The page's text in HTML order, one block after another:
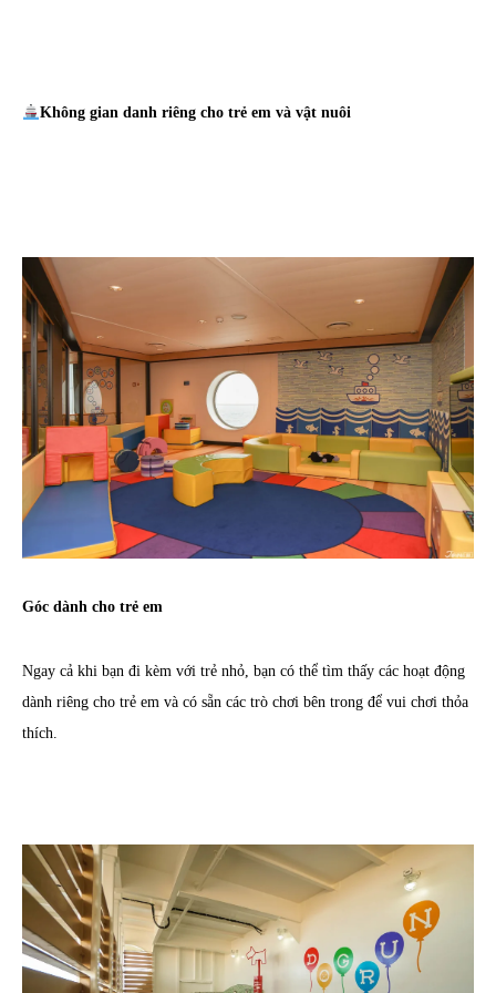
Không gian danh riêng cho trẻ em và vật nuôi
Góc dành cho trẻ em
Ngay cả khi bạn đi kèm với trẻ nhỏ, bạn có thể tìm thấy các hoạt động
dành riêng cho trẻ em và có sẵn các trò chơi bên trong để vui chơi thỏa
thích.